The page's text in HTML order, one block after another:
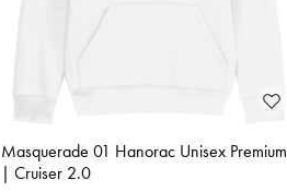
Masquerade 01 Hanorac Unisex Premium
| Cruiser 2.0